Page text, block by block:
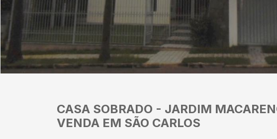
CASA SOBRADO - JARDIM
VENDA EM SÃO CARLOS